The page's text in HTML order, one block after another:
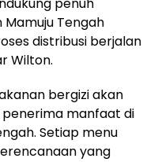
penuh
Tengah
distribusi berjalan
Wilton.
bergizi akan
penerima manfaat di
Setiap menu
yang